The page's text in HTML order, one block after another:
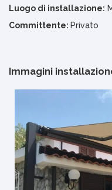
Luogo di installazione:
Committente: Privato
Immagini